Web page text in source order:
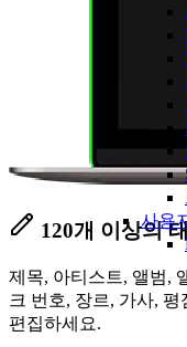
사용
120개 이상의
제목, 아티스트, 앨범,
크 번호, 장르, 가사,
편집하세요.